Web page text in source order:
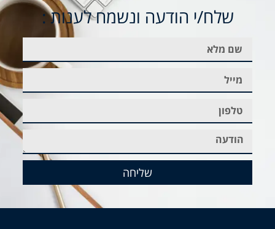
שלח/י הודעה ונשמח לענות :
שליחה